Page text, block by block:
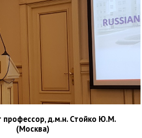
д.м.н. Стойко Ю.М.
(Москва)